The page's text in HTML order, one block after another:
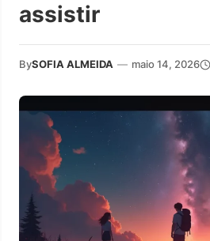
assistir
BySOFIA ALMEIDA — maio 14, 2026